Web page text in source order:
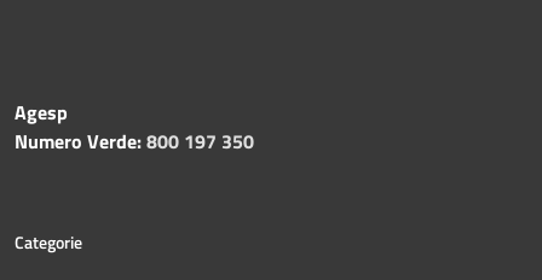
Agesp
Numero Verde:800 197 350
Categorie